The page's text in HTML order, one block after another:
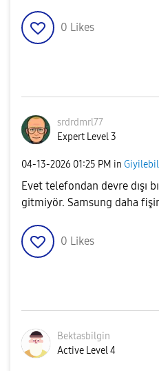
0 Likes
srdrdmrl77
Expert Level 3
‎04-13-2026 01:25 PM in
Evet telefondan devre dışı
gitmiyör. Samsung daha
0 Likes
Bektasbilgin
Active Level 4